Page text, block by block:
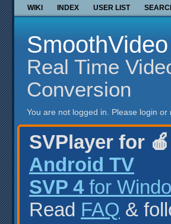
WIKI INDEX USER LIST
Real Time
Conversion
You are not logged in. Please login or
SVPlayer for 🍎
Android TV
SVP 4 for
Read FAQ &